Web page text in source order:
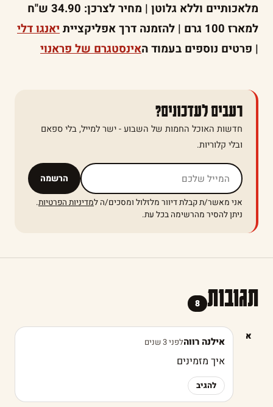
מלאכותיים וללא גלוטן | מחיר לצרכן: 34.90 ש"ח
למארז 100 גרם | להזמנה דרך אפליקציית
יאנגו דלי
| פרטים נוספים בעמוד האינסטגרם של פראנוי
רעבים לעדכונים?
חדשות האוכל החמות של השבוע - ישר למייל, בלי ספאם
ובלי קלוריות.
הרשמה אל תמלאו שדה זה
אני מאשר/ת קבלת דיוור מלזלול ומסכים/ה למדיניות הפרטיות.
ניתן להסיר מהרשימה בכל עת.
תגובות 8
א אילנה רווהלפני 3 שנים
איך מזמינים
להגיב